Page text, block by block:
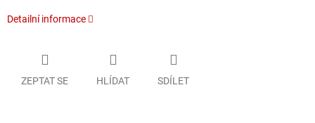
Detailní informace
ZEPTAT SE HLÍDAT SDÍLET